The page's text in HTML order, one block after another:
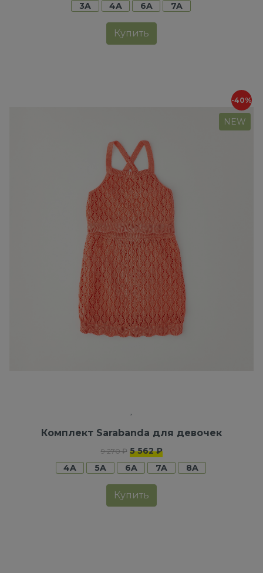
3A
4A 6A 7A
Купить
-40%
NEW
Комплект Sarabanda для девочек
9 270 ₽ 5 562 ₽
4A
5A 6A 7A 8A
Купить